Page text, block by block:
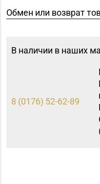
Обмен или возврат
В наличии в наших
8 (0176) 52-62-89